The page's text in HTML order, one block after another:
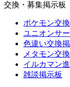
交換・募集掲示板
ポケモン交
ユニオンサ
色違い交換
メタモン交
イルカマン
雑談掲示板